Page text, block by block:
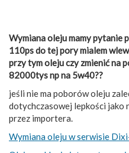
Wymiana oleju mamy pytanie
110ps do tej pory mialem
przy tym oleju czy zmienić na
82000tys np na 5w40??
jeśli nie ma poborów oleju
dotychczasowej lepkości jako
przez importera.
Wymiana oleju w serwisie